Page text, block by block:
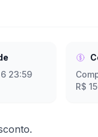
23:59
R$